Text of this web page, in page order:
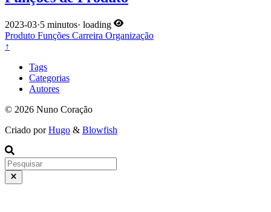
2023-03·5 minutos· loading
Produto Funções Carreira Organização
↑
Tags
Categorias
Autores
© 2026 Nuno Coração
Criado porHugo & Blowfish